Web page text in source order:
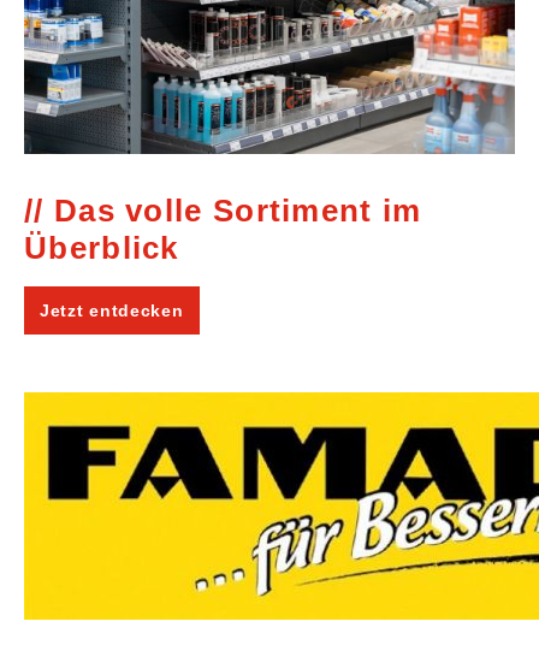
Das volle Sortiment im
Überblick
Jetzt entdecken